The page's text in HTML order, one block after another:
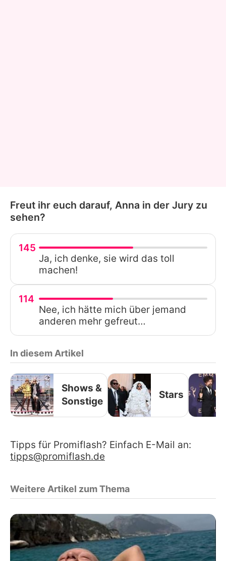
Freut ihr euch darauf, Anna in der Jury zu
sehen?
145
Ja, ich denke, sie wird das toll
machen!
114
Nee, ich hätte mich über jemand
anderen mehr gefreut…
In diesem Artikel
Shows &
Sonstige
Stars
Tipps für Promiflash? Einfach E-Mail an:
tipps@promiflash.de
Weitere Artikel zum Thema